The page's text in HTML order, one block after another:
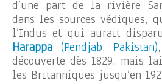
d’une part de la rivière
dans les sources védiques,
l’Indus et qui aurait
Harappa (Pendjab, Pakistan)
découverte dès 1829, mais
les Britanniques jusqu’en